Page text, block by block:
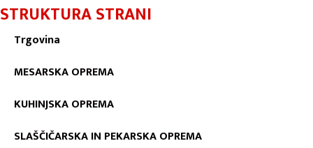
STRUKTURA STRANI
Trgovina
MESARSKA OPREMA
KUHINJSKA OPREMA
SLAŠČIČARSKA IN PEKARSKA OPREMA